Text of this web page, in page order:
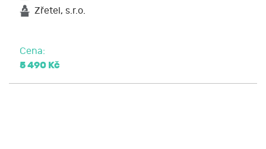
Zřetel, s.r.o.
Cena:
5 490 Kč